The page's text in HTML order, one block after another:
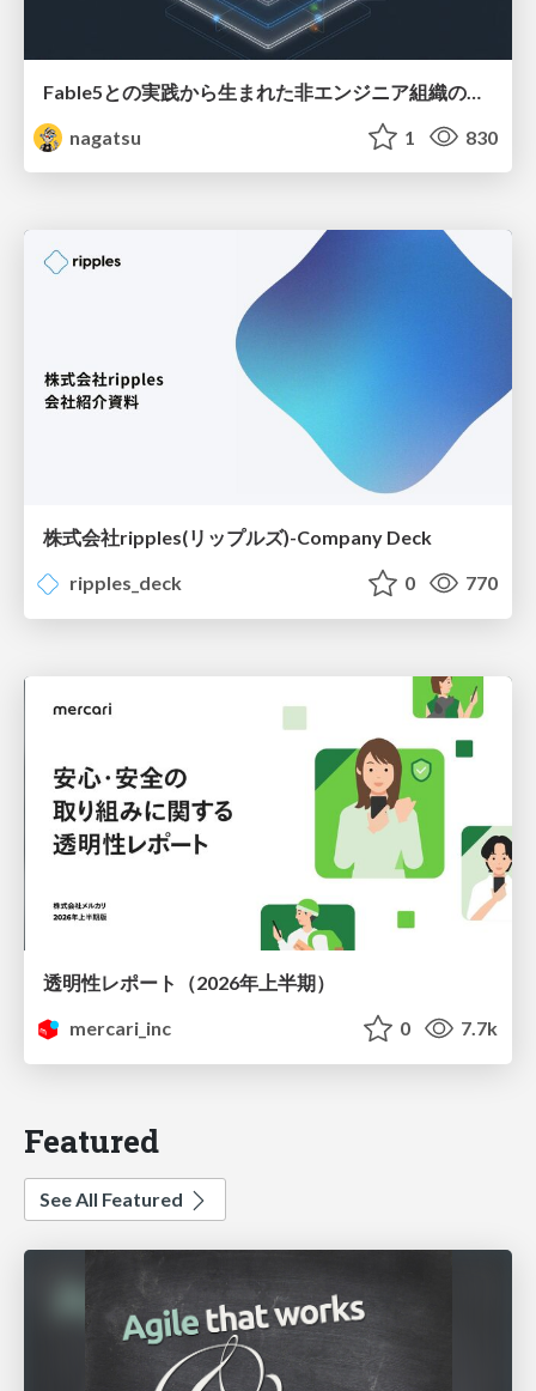
nagatsu
1 830
株式会社ripples(リップルズ)-Company Deck
ripples_deck
0 770
透明性レポート（2026年上半期）
mercari_inc
0 7.7k
Featured
See All Featured